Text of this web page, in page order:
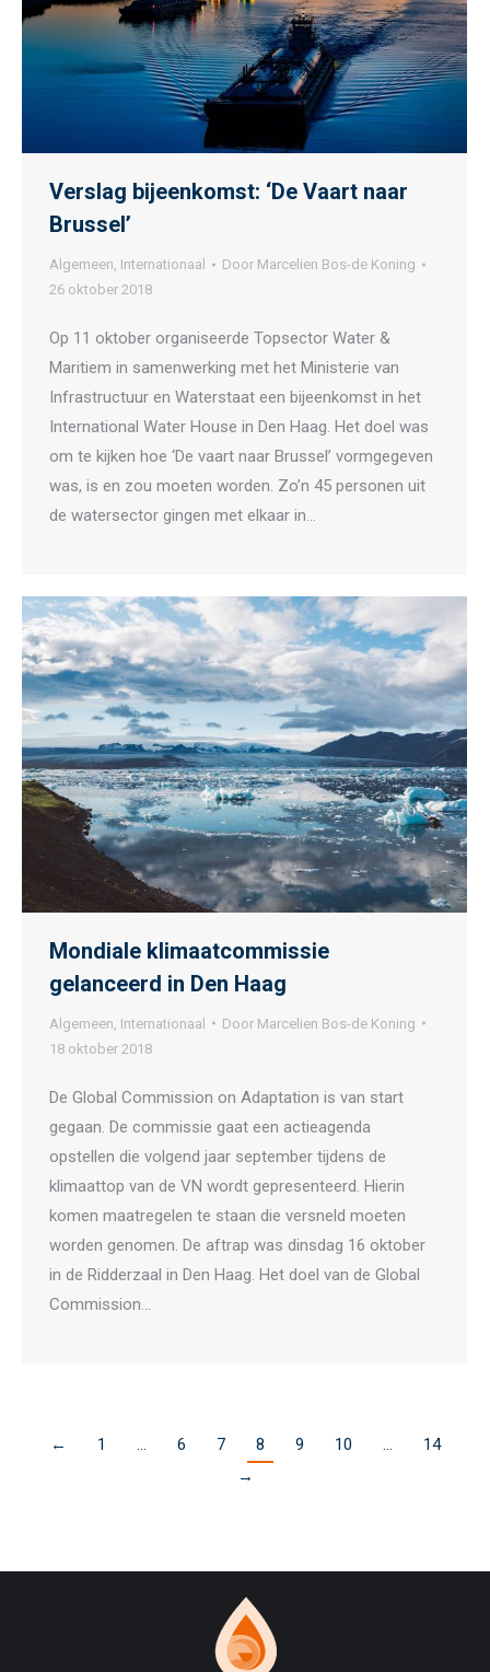
Verslag bijeenkomst: ‘De Vaart naar
Brussel’
Algemeen, Internationaal Door Marcelien Bos-de Koning
26 oktober 2018
Op 11 oktober organiseerde Topsector Water &
Maritiem in samenwerking met het Ministerie van
Infrastructuur en Waterstaat een bijeenkomst in het
International Water House in Den Haag. Het doel was
om te kijken hoe ‘De vaart naar Brussel’ vormgegeven
was, is en zou moeten worden. Zo’n 45 personen uit
de watersector gingen met elkaar in…
Mondiale klimaatcommissie
gelanceerd in Den Haag
Algemeen Internationaal Door Marcelien Bos-de Koning
18 oktober 2018
De Global Commission on Adaptation is van start
gegaan. De commissie gaat een actieagenda
opstellen die volgend jaar september tijdens de
klimaattop van de VN wordt gepresenteerd. Hierin
komen maatregelen te staan die versneld moeten
worden genomen. De aftrap was dinsdag 16 oktober
in de Ridderzaal in Den Haag. Het doel van de Global
Commission…
← 1 … 6 7 8 9 10 …
14
→